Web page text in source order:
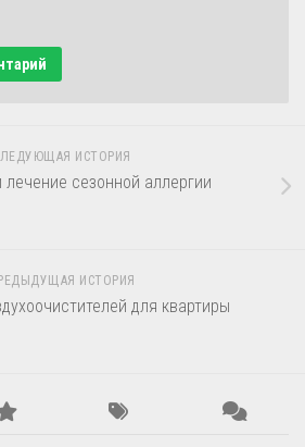
ИСТОРИЯ
сезонной аллергии
ИСТОРИЯ
для квартиры